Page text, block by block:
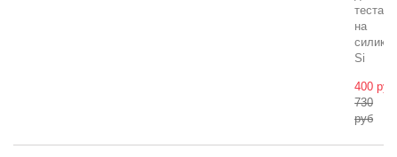
теста
на
Si
400 руб
730
руб